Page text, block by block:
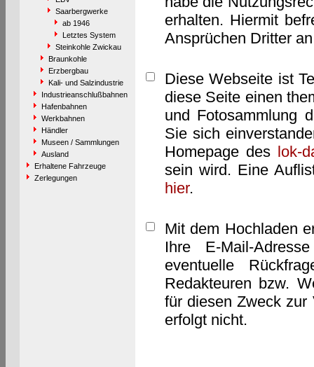
Saarbergwerke
ab 1946
Letztes System
Steinkohle Zwickau
Braunkohle
Erzbergbau
Kali- und Salzindustrie
Industrieanschlußbahnen
Hafenbahnen
Werkbahnen
Händler
Museen / Sammlungen
Ausland
Erhaltene Fahrzeuge
Zerlegungen
erhalten. Hiermit
Ansprüchen Dritter
Diese Webseite ist
diese Seite einen
und Fotosammlung
Sie sich
Homepage des lok-
sein wird. Eine
hier.
Mit dem Hochladen
Ihre E-Mail-
eventuelle
Redakteuren bzw.
für diesen Zweck zur
erfolgt nicht.